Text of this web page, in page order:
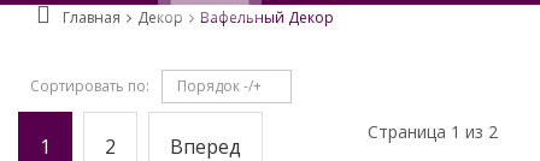
Главная Декор Вафельный Декор
Сортировать по Порядок -/+
1 2 Вперед
Страница 1 из 2